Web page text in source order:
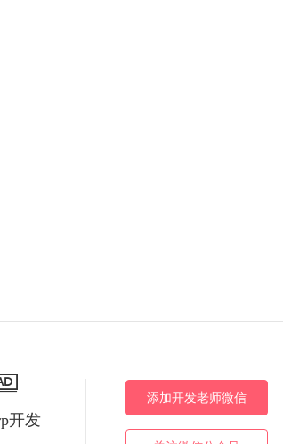
开发
添加开发老师微信